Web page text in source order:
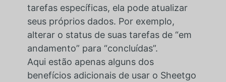
tarefas específicas, ela pode atualizar
seus próprios dados. Por exemplo,
alterar o status de suas tarefas de “em
andamento” para “concluídas”.
Aqui estão apenas alguns dos
benefícios adicionais de usar o Sheetgo